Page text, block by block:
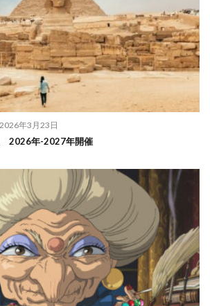
2026年3月23日
2026年-2027年開催